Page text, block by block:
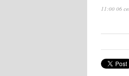
11:00 06